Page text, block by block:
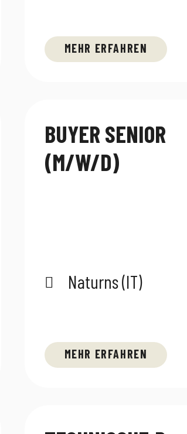
MEHR ERFAHREN
BUYER SENIOR
(M/W/D)
Naturns (IT)
MEHR ERFAHREN